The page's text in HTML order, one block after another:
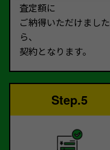
査定額に
ご納得いただけました
ら、
契約となります。
Step.5